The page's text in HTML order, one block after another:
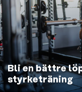
Bli en bättre
styrketräning